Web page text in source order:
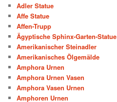
Adler Statue
Affe Statue
Affen-Trupp
Ägyptische Sphinx-Garten-Statue
Amerikanischer Steinadler
Amerikanisches Ölgemälde
Amphora Urnen
Amphora Urnen Vasen
Amphora Vasen Urnen
Amphoren Urnen